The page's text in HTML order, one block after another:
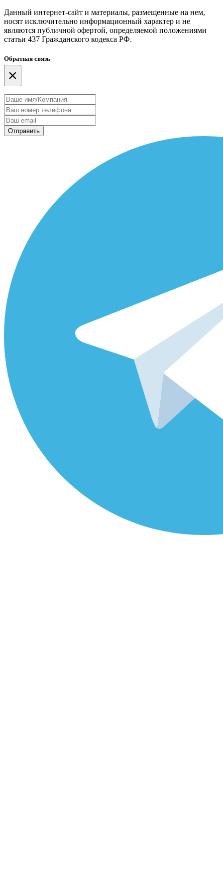
Данный интернет-сайт и материалы, размещенные на нем,
носят исключительно информационный характер и не
являются публичной офертой, определяемой положениями
статьи 437 Гражданского кодекса РФ.
Обратная связь
×
Отправить